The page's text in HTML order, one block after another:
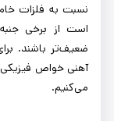
نسبت به فلزات
است از برخی
ضعیف‌تر باشند.
آهنی خواص
می‌کنیم.